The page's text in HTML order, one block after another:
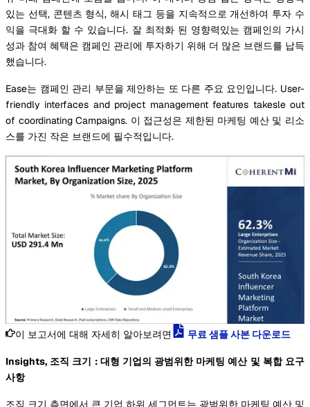
있는 선택, 콘텐츠 형식, 해시 태그 등을 지속적으로 개선하여 투자 수
익을 극대화 할 수 있습니다. 잘 최적화 된 영향력있는 캠페인의 가시
성과 참여 혜택은 캠페인 관리에 투자하기 위해 더 많은 브랜드를 납득
했습니다.
Ease는 캠페인 관리 부문을 제안하는 또 다른 주요 요인입니다. User-
friendly interfaces and project management features takesle out
of coordinating Campaigns. 이 접근성은 제한된 마케팅 예산 및 리소
스를 가진 작은 브랜드에 필수적입니다.
이 보고서에 대해 자세히 알아보려면 무료 샘플 사본 다운로드
Insights, 조직 크기 : 대형 기업의 광범위한 마케팅 예산 및 복합 요구
사항
조직 크기 측면에서 큰 기업 하위 세그먼트는 광범위한 마케팅 예산 및